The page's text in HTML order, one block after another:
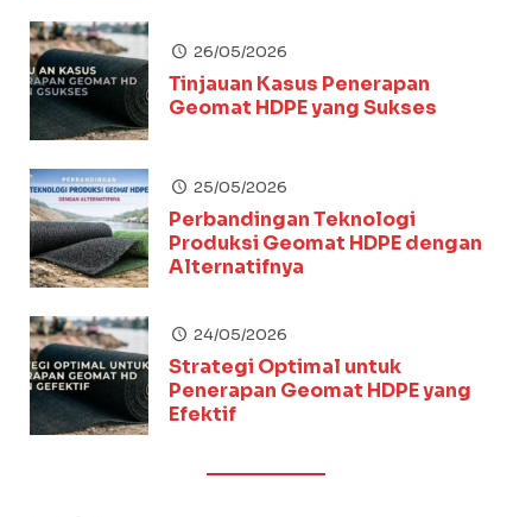
26/05/2026
Tinjauan Kasus Penerapan
Geomat HDPE yang Sukses
25/05/2026
Perbandingan Teknologi
Produksi Geomat HDPE dengan
Alternatifnya
24/05/2026
Strategi Optimal untuk
Penerapan Geomat HDPE yang
Efektif